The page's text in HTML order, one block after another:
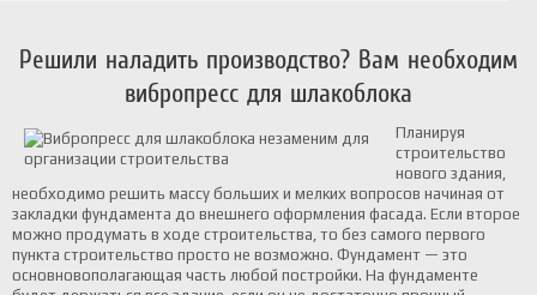
Решили наладить производство? Вам необходим
вибропресс для шлакоблока
​Планируя
строительство
нового здания,
необходимо решить массу больших и мелких вопросов начиная от
закладки фундамента до внешнего оформления фасада. Если второе
можно продумать в ходе строительства, то без самого первого
пункта строительство просто не возможно. Фундамент — это
основновополагающая часть любой постройки. На фундаменте